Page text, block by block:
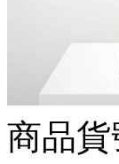
商品貨